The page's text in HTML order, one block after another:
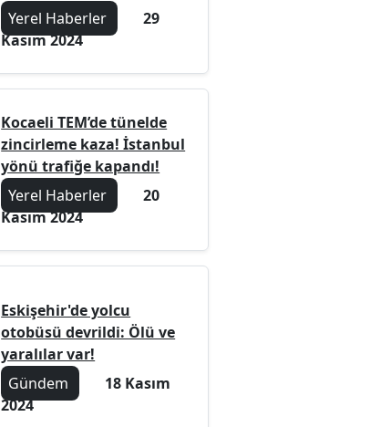
Yerel Haberler
29
Kasım 2024
Kocaeli TEM’de tünelde
zincirleme kaza! İstanbul
yönü trafiğe kapandı!
Yerel Haberler
20
Kasım 2024
Eskişehir'de yolcu
otobüsü devrildi: Ölü ve
yaralılar var!
Gündem
18 Kasım
2024